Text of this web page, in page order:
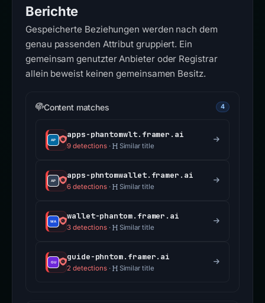
Berichte
Gespeicherte Beziehungen werden nach dem
genau passenden Attribut gruppiert. Ein
gemeinsam genutzter Anbieter oder Registrar
allein beweist keinen gemeinsamen Besitz.
Content matches 4
apps-phantomwlt.framer.ai
9 detections · Similar title
apps-phntomwallet.framer.ai
6 detections · Similar title
wallet-phantom.framer.ai
3 detections · Similar title
guide-phntom.framer.ai
2 detections · Similar title